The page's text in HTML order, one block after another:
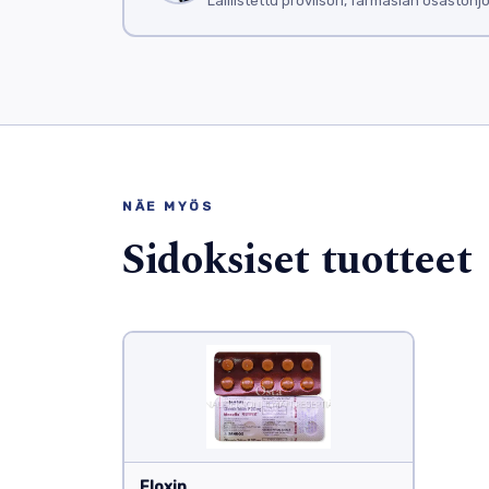
NÄE MYÖS
Sidoksiset tuotteet